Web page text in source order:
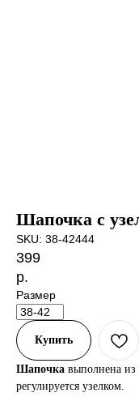
Шапочка с
SKU: 38-42444
399
р.
Размер
Купить
Шапочка выполнена из
регулируется узелком.